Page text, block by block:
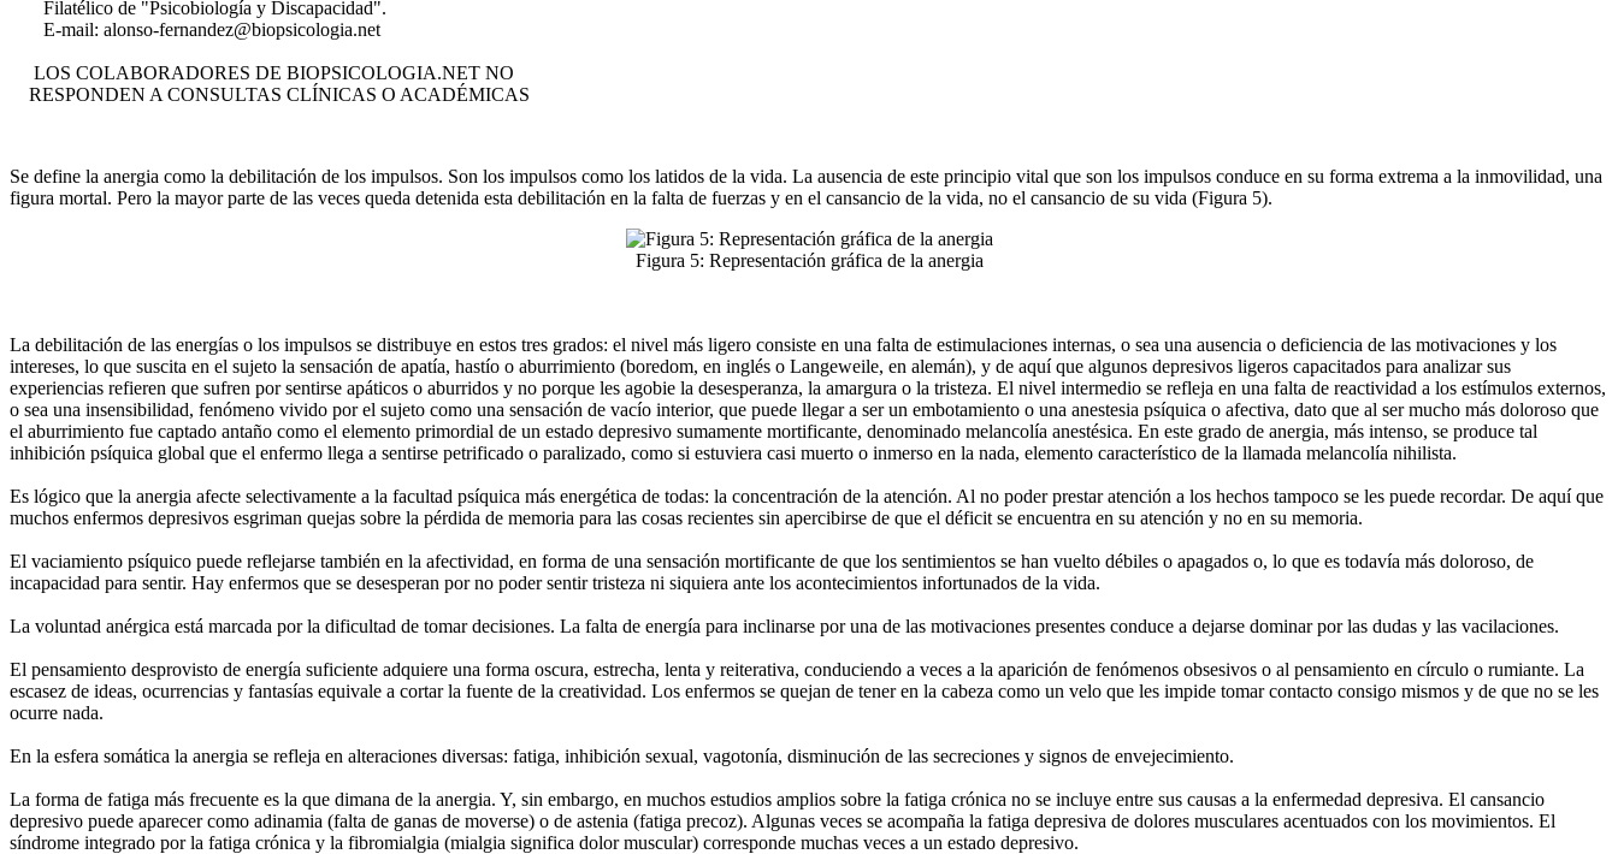
Filatélico de "Psicobiología y Discapacidad".
E-mail: alonso-fernandez@biopsicologia.net
LOS COLABORADORES DE BIOPSICOLOGIA.NET NO
RESPONDEN A CONSULTAS CLÍNICAS O ACADÉMICAS
Se define la anergia como la debilitación de los impulsos. Son los impulsos como los latidos de la vida. La ausencia de este principio vital que son los impulsos conduce en su forma extrema a la inmovilidad, una
figura mortal. Pero la mayor parte de las veces queda detenida esta debilitación en la falta de fuerzas y en el cansancio de la vida, no el cansancio de su vida (Figura 5).
Figura 5: Representación gráfica de la anergia
La debilitación de las energías o los impulsos se distribuye en estos tres grados: el nivel más ligero consiste en una falta de estimulaciones internas, o sea una ausencia o deficiencia de las motivaciones y los
intereses, lo que suscita en el sujeto la sensación de apatía, hastío o aburrimiento (boredom, en inglés o Langeweile, en alemán), y de aquí que algunos depresivos ligeros capacitados para analizar sus
experiencias refieren que sufren por sentirse apáticos o aburridos y no porque les agobie la desesperanza, la amargura o la tristeza. El nivel intermedio se refleja en una falta de reactividad a los estímulos externos,
o sea una insensibilidad, fenómeno vivido por el sujeto como una sensación de vacío interior, que puede llegar a ser un embotamiento o una anestesia psíquica o afectiva, dato que al ser mucho más doloroso que
el aburrimiento fue captado antaño como el elemento primordial de un estado depresivo sumamente mortificante, denominado melancolía anestésica. En este grado de anergia, más intenso, se produce tal
inhibición psíquica global que el enfermo llega a sentirse petrificado o paralizado, como si estuviera casi muerto o inmerso en la nada, elemento característico de la llamada melancolía nihilista.
Es lógico que la anergia afecte selectivamente a la facultad psíquica más energética de todas: la concentración de la atención. Al no poder prestar atención a los hechos tampoco se les puede recordar. De aquí que
muchos enfermos depresivos esgriman quejas sobre la pérdida de memoria para las cosas recientes sin apercibirse de que el déficit se encuentra en su atención y no en su memoria.
El vaciamiento psíquico puede reflejarse también en la afectividad, en forma de una sensación mortificante de que los sentimientos se han vuelto débiles o apagados o, lo que es todavía más doloroso, de
incapacidad para sentir. Hay enfermos que se desesperan por no poder sentir tristeza ni siquiera ante los acontecimientos infortunados de la vida.
La voluntad anérgica está marcada por la dificultad de tomar decisiones. La falta de energía para inclinarse por una de las motivaciones presentes conduce a dejarse dominar por las dudas y las vacilaciones.
El pensamiento desprovisto de energía suficiente adquiere una forma oscura, estrecha, lenta y reiterativa, conduciendo a veces a la aparición de fenómenos obsesivos o al pensamiento en círculo o rumiante. La
escasez de ideas, ocurrencias y fantasías equivale a cortar la fuente de la creatividad. Los enfermos se quejan de tener en la cabeza como un velo que les impide tomar contacto consigo mismos y de que no se les
ocurre nada.
En la esfera somática la anergia se refleja en alteraciones diversas: fatiga, inhibición sexual, vagotonía, disminución de las secreciones y signos de envejecimiento.
La forma de fatiga más frecuente es la que dimana de la anergia. Y, sin embargo, en muchos estudios amplios sobre la fatiga crónica no se incluye entre sus causas a la enfermedad depresiva. El cansancio
depresivo puede aparecer como adinamia (falta de ganas de moverse) o de astenia (fatiga precoz). Algunas veces se acompaña la fatiga depresiva de dolores musculares acentuados con los movimientos. El
síndrome integrado por la fatiga crónica y la fibromialgia (mialgia significa dolor muscular) corresponde muchas veces a un estado depresivo.